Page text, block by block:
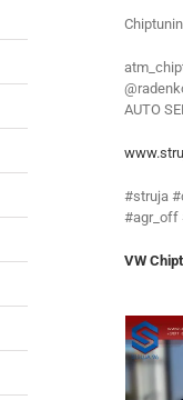
AUTO
#struja
#agr_off
VW